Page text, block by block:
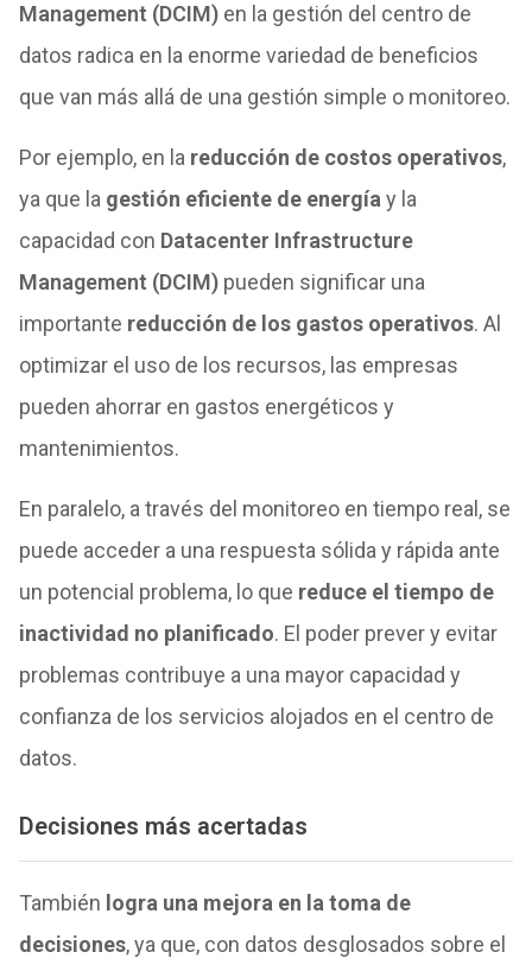
Management (DCIM)en la gestión del centro de
datos radica en la enorme variedad de beneficios
que van más allá de una gestión simple o monitoreo.
Por ejemplo, en la reducción de costos operativos,
ya que la gestión eficiente de energía y la
capacidad con Datacenter Infrastructure
Management (DCIM)pueden significar una
importante reducción de los gastos operativos. Al
optimizar el uso de los recursos, las empresas
pueden ahorrar en gastos energéticos y
mantenimientos.
En paralelo, a través del monitoreo en tiempo real, se
puede acceder a una respuesta sólida y rápida ante
un potencial problema, lo que reduce el tiempo de
inactividad no planificado. El poder prever y evitar
problemas contribuye a una mayor capacidad y
confianza de los servicios alojados en el centro de
datos.
Decisiones más acertadas
También logra una mejora en la toma de
decisiones, ya que, con datos desglosados sobre el